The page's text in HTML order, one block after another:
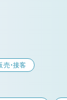
売・接客